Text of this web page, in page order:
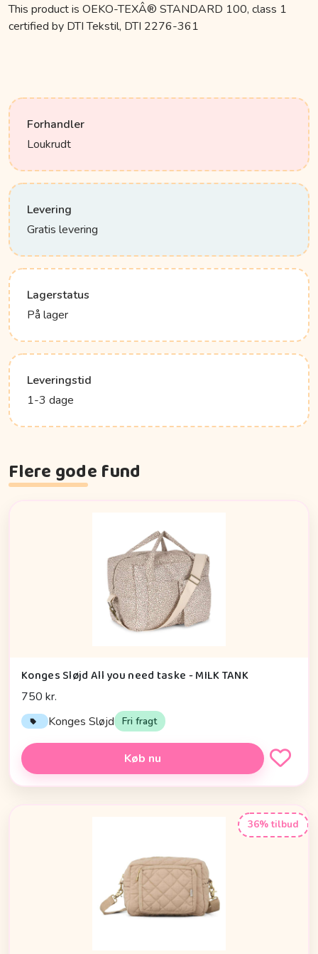
This product is OEKO-TEXÂ® STANDARD 100, class 1
certified by DTI Tekstil, DTI 2276-361
Forhandler
Loukrudt
Levering
Gratis levering
Lagerstatus
På lager
Leveringstid
1-3 dage
Flere gode fund
Konges Sløjd All you need taske - MILK TANK
750 kr.
Konges Sløjd Fri fragt
Køb nu
36% tilbud